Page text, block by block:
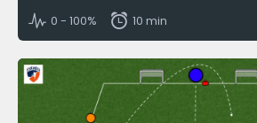
0 - 100% 10 min